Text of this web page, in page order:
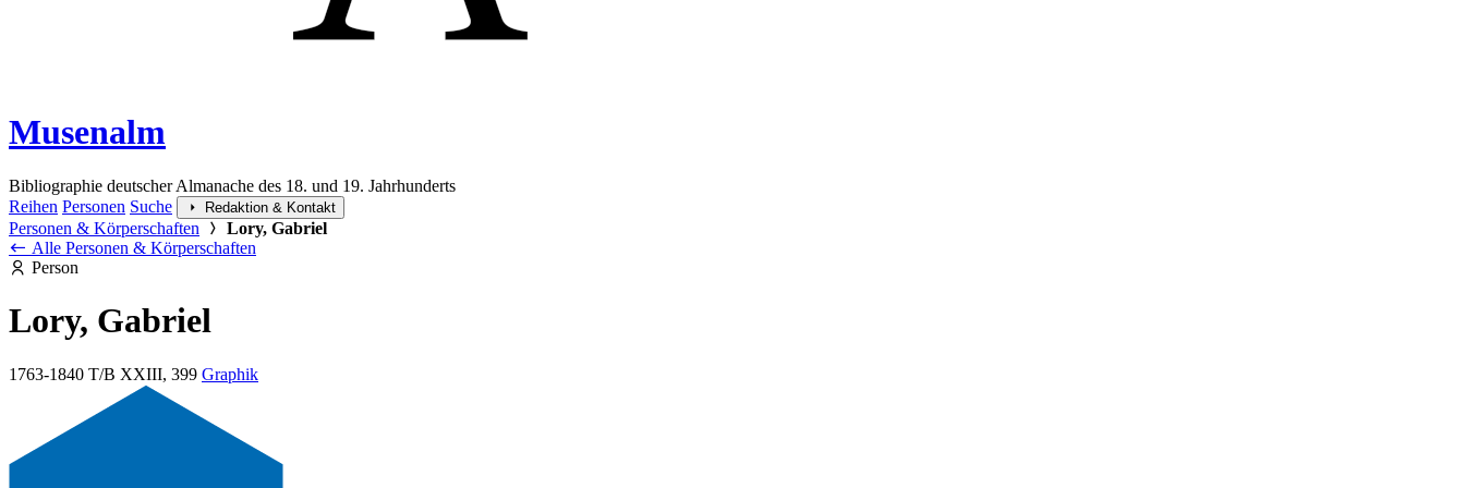
Musenalm
Bibliographie deutscher Almanache des 18. und 19. Jahrhunderts
Reihen Personen Suche Redaktion & Kontakt
Personen & Körperschaften
Lory, Gabriel
Alle Personen & Körperschaften
Person
Lory, Gabriel
1763-1840 T/B XXIII, 399 Graphik